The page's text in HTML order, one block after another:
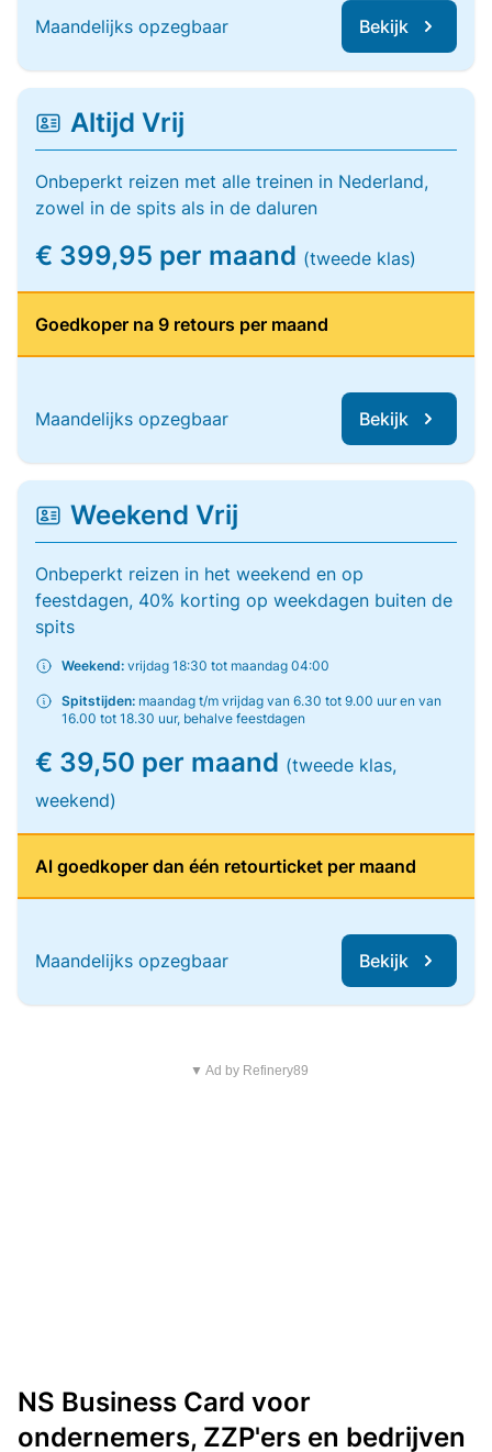
Maandelijks opzegbaar Bekijk
Altijd Vrij
Onbeperkt reizen met alle treinen in Nederland,
zowel in de spits als in de daluren
€ 399,95 per maand (tweede klas)
Goedkoper na 9 retours per maand
Maandelijks opzegbaar Bekijk
Weekend Vrij
Onbeperkt reizen in het weekend en op
feestdagen, 40% korting op weekdagen buiten de
spits
Weekend: vrijdag 18:30 tot maandag 04:00
Spitstijden: maandag t/m vrijdag van 6.30 tot 9.00 uur en van
16.00 tot 18.30 uur, behalve feestdagen
€ 39,50 per maand (tweede klas,
weekend)
Al goedkoper dan één retourticket per maand
Maandelijks opzegbaar Bekijk
▼ Ad by Refinery89
NS Business Card voor
ondernemers, ZZP'ers en bedrijven